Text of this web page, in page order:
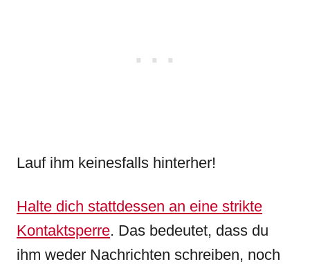
Lauf ihm keinesfalls hinterher!
Halte dich stattdessen an eine strikte
Kontaktsperre. Das bedeutet, dass du
ihm weder Nachrichten schreiben, noch